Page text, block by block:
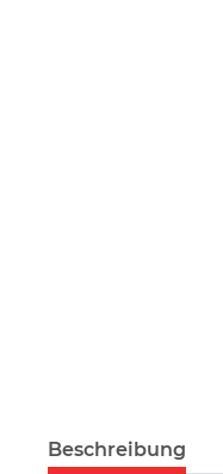
Beschreibung